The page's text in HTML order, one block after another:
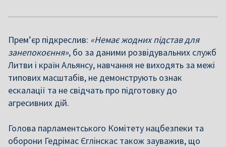
Прем’єр підкреслив: «Немає жодних підстав для
занепокоєння», бо за даними розвідувальних служб
Литви і країн Альянсу, навчання не виходять за межі
типових масштабів, не демонструють ознак
ескалації та не свідчать про підготовку до
агресивних дій.
Голова парламентського Комітету нацбезпеки та
оборони Гедрімас Єглінскас також зауважив, що